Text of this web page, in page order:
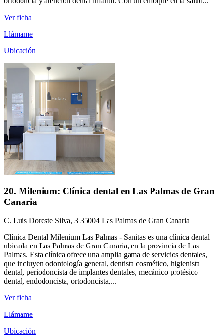
Ver ficha
Llámame
Ubicación
20. Milenium: Clínica dental en Las Palmas de Gran
Canaria
C. Luis Doreste Silva, 3 35004 Las Palmas de Gran Canaria
Clínica Dental Milenium Las Palmas - Sanitas es una clínica dental
ubicada en Las Palmas de Gran Canaria, en la provincia de Las
Palmas. Esta clínica ofrece una amplia gama de servicios dentales,
que incluyen odontología general, dentista cosmético, higienista
dental, periodoncista de implantes dentales, mecánico protésico
dental, endodoncista, ortodoncista,...
Ver ficha
Llámame
Ubicación